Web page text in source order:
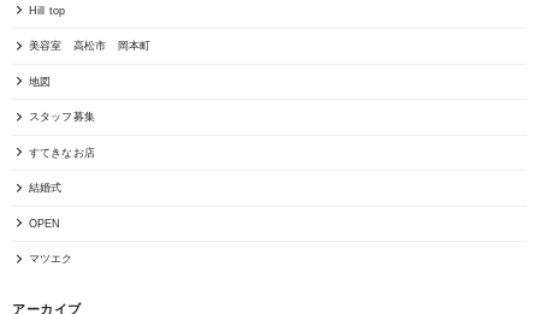
Hill top
美容室 高松市 岡本町
地図
スタッフ募集
すてきなお店
結婚式
OPEN
マツエク
アーカイブ